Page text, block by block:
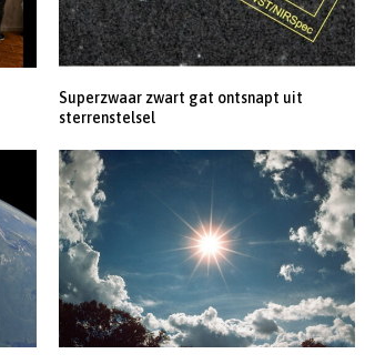
Superzwaar zwart gat ontsnapt uit
sterrenstelsel